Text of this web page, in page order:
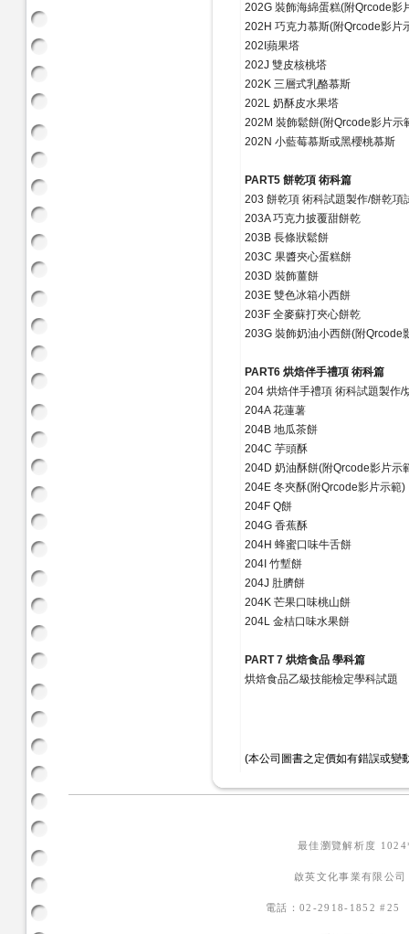
202G 裝飾海綿蛋糕(附Qrcode影
202H 巧克力慕斯(附Qrcode影片
202I蘋果塔
202J 雙皮核桃塔
202K 三層式乳酪慕斯
202L 奶酥皮水果塔
202M 裝飾鬆餅(附Qrcode影片示
202N 小藍莓慕斯或黑櫻桃慕斯
PART5 餅乾項 術科篇
203 餅乾項 術科試題製作/餅乾項
203A 巧克力披覆甜餅乾
203B 長條狀鬆餅
203C 果醬夾心蛋糕餅
203D 裝飾薑餅
203E 雙色冰箱小西餅
203F 全麥蘇打夾心餅乾
203G 裝飾奶油小西餅(附Qrcode
PART6 烘焙伴手禮項 術科篇
204 烘焙伴手禮項 術科試題製作/
204A 花蓮薯
204B 地瓜茶餅
204C 芋頭酥
204D 奶油酥餅(附Qrcode影片示
204E 冬夾酥(附Qrcode影片示範)
204F Q餅
204G 香蕉酥
204H 蜂蜜口味牛舌餅
204I 竹塹餅
204J 肚臍餅
204K 芒果口味桃山餅
204L 金桔口味水果餅
PART 7 烘焙食品 學科篇
烘焙食品乙級技能檢定學科試題
(本公司圖書之定價如有錯誤或變
最佳瀏覽解析度
啟英文化事業有限公
電話：02-2918-1852